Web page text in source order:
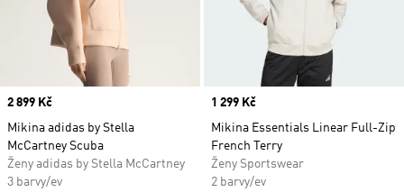
Price
2 899 Kč
Mikina adidas by Stella
McCartney Scuba
Ženy adidas by Stella McCartney
3 barvy/ev
Price
1 299 Kč
Mikina Essentials Linear Full-Zip
French Terry
Ženy Sportswear
2 barvy/ev